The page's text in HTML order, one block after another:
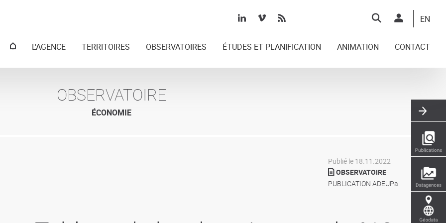
Top
EN
MenuL'AGENCE TERRITOIRES OBSERVATOIRES ÉTUDES ET PLANIFICATION ANIMATION CONTACT
OBSERVATOIRE
ÉCONOMIE
Publié le 18.11.2022
OBSERVATOIRE
PUBLICATION ADEUPa